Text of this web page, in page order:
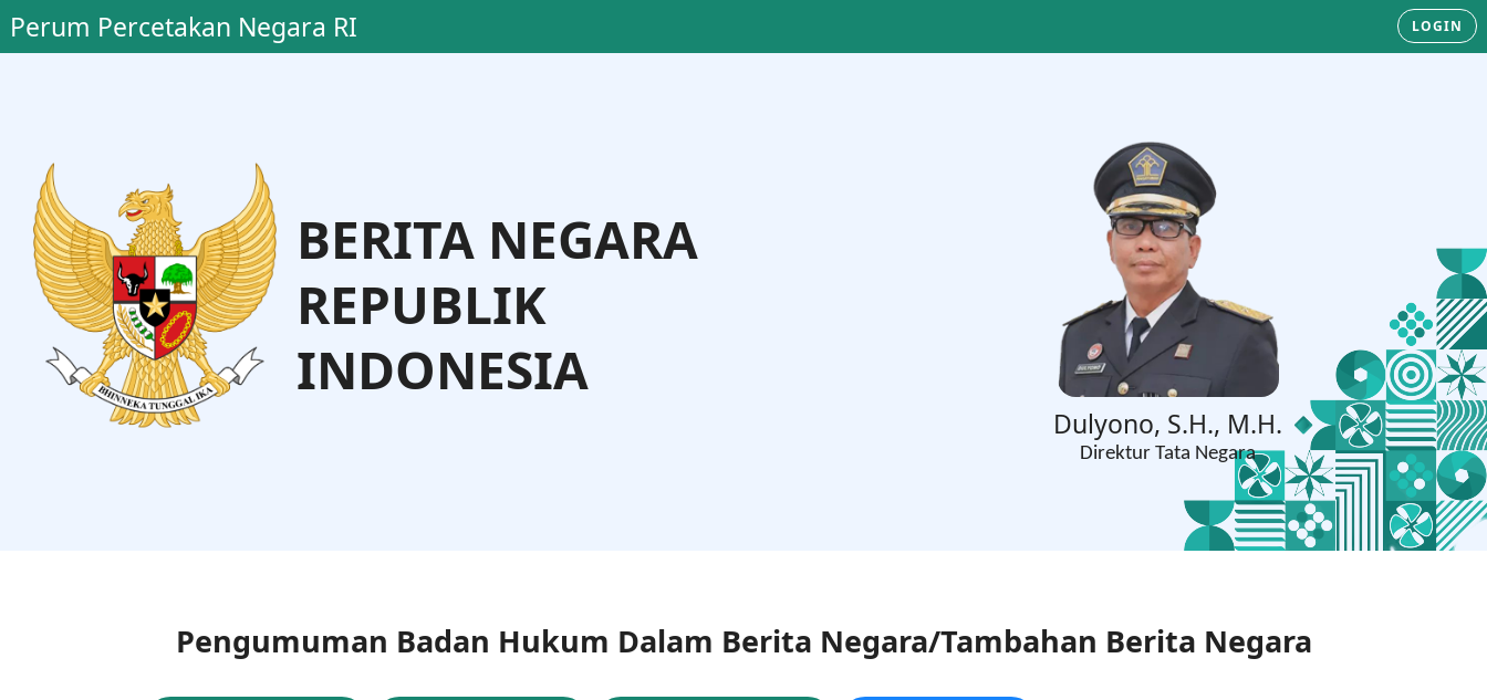
Perum Percetakan Negara RI LOGIN
BERITA NEGARA
REPUBLIK
INDONESIA
S.H., M.H. Dulyono, S.H., M.H.
Direktur Tata Negara
Pengumuman Badan Hukum Dalam Berita Negara/Tambahan Berita Negara